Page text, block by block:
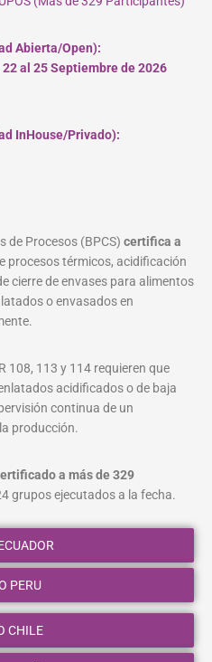
Abierta/Open):
22 al 25 Septiembre de 2026
InHouse/Privado):
de Procesos (BPCS) certifica a
procesos térmicos, acidificación
cierre de envases para alimentos
o envasados en
108, 113 y 114 requieren que
acidificados o de baja
continua de un
producción.
a más de 329
grupos ejecutados a la fecha.
PERU
CHILE